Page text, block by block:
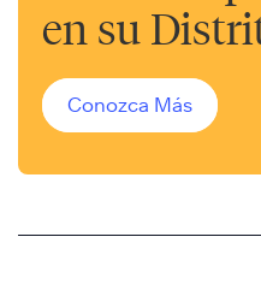
en su
Conozca Más